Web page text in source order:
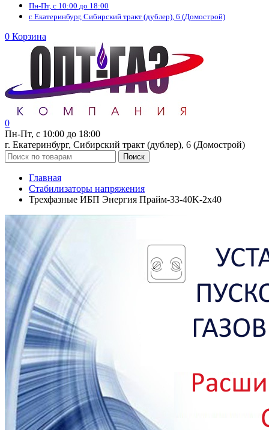
Пн-Пт, с 10:00 до 18:00
г. Екатеринбург, Сибирский тракт (дублер), 6 (Домострой)
0 Корзина
0
Пн-Пт, с 10:00 до 18:00
г. Екатеринбург, Сибирский тракт (дублер), 6 (Домострой)
Поиск
Главная
Стабилизаторы напряжения
Трехфазные ИБП Энергия Прайм-33-40K-2х40